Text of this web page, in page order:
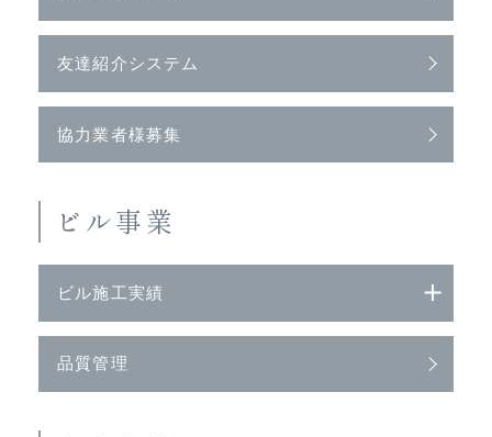
友達紹介システム
協力業者様募集
ビル事業
ビル施工実績
品質管理